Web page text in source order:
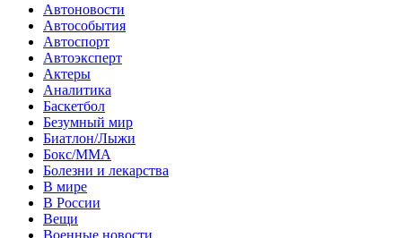
Автоновости
Автособытия
Автоспорт
Автоэксперт
Актеры
Аналитика
Баскетбол
Безумный мир
Биатлон/Лыжи
Бокс/MMA
Болезни и лекарства
В мире
В России
Вещи
Военные новости